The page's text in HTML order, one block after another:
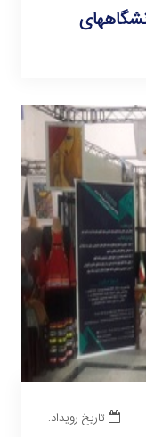
تاریخ رویداد: